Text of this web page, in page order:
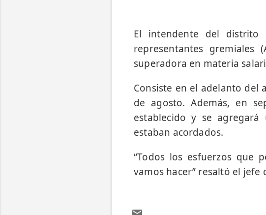
El intendente del distrito
representantes gremiales
superadora en materia
Consiste en el adelanto del
de agosto. Además, en
establecido y se
estaban acordados.
“Todos los esfuerzos que
vamos hacer” resaltó el jefe